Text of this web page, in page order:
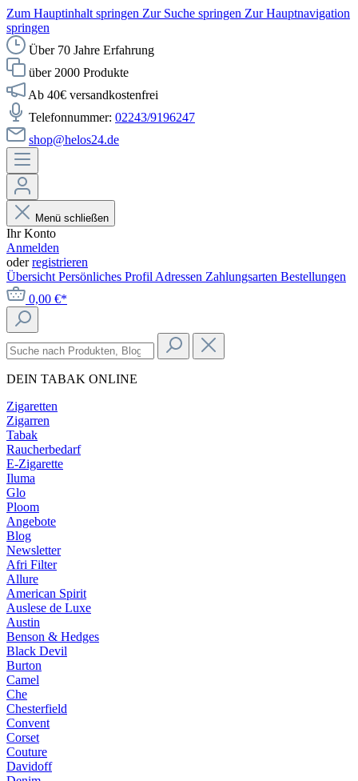
Zum Hauptinhalt springen Zur Suche springen Zur Hauptnavigation
springen
Über 70 Jahre Erfahrung
über 2000 Produkte
Ab 40€ versandkostenfrei
Telefonnummer: 02243/9196247
shop@helos24.de
Menü schließen
Ihr Konto
Anmelden
oderregistrieren
Übersicht Persönliches Profil Adressen Zahlungsarten Bestellungen
0,00 €*
DEIN TABAK ONLINE
Zigaretten
Zigarren
Tabak
Raucherbedarf
E-Zigarette
Iluma
Glo
Ploom
Angebote
Blog
Newsletter
Afri Filter
Allure
American Spirit
Auslese de Luxe
Austin
Benson & Hedges
Black Devil
Burton
Camel
Che
Chesterfield
Convent
Corset
Couture
Davidoff